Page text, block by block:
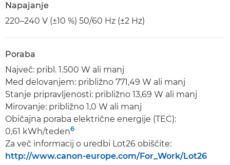
Napajanje
220–240 V (±10 %) 50/60 Hz (±2 Hz)
Poraba
Največ: pribl. 1.500 W ali manj
Med delovanjem: približno 771,49 W ali manj
Stanje pripravljenosti: približno 13,69 W ali manj
Mirovanje: približno 1,0 W ali manj
Običajna poraba električne energije (TEC):
0,61 kWh/teden6
Za več informacij o uredbi Lot26 obiščite:
http://www.canon-europe.com/For_Work/Lot26